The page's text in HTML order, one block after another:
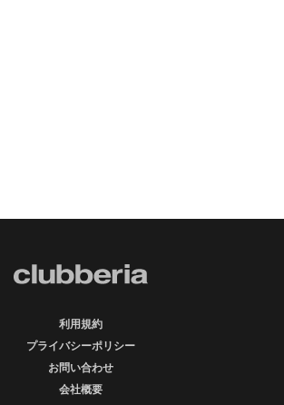
利用規約
プライバシーポリシー
お問い合わせ
会社概要